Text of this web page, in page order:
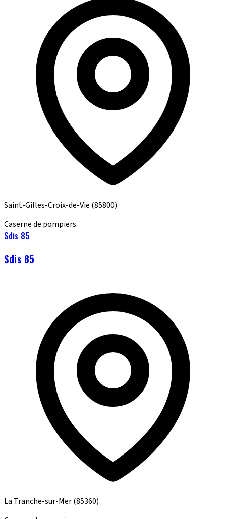
Saint-Gilles-Croix-de-Vie (85800)
Caserne de pompiers
Sdis 85
Sdis 85
La Tranche-sur-Mer(85360)